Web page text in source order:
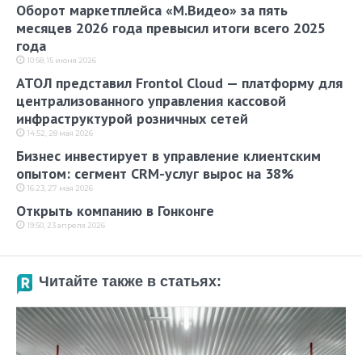
Оборот маркетплейса «М.Видео» за пять
месяцев 2026 года превысил итоги всего 2025
года
10:58, 15 июня 2026
АТОЛ представил Frontol Cloud — платформу для
централизованного управления кассовой
инфраструктурой розничных сетей
14:52, 28 мая 2026
Бизнес инвестирует в управление клиентским
опытом: сегмент CRM-услуг вырос на 38%
16:23, 27 мая 2026
Открыть компанию в Гонконге
19:50, 23 апреля 2026
Читайте также в статьях: